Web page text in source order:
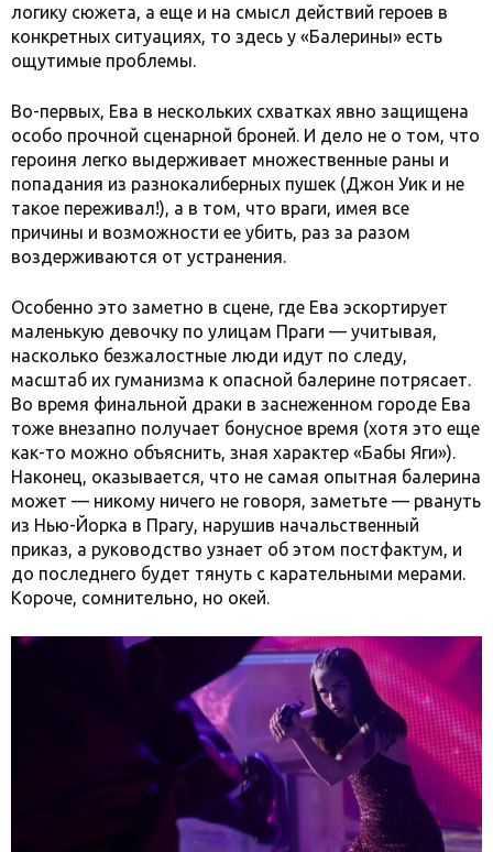
логику сюжета, а еще и на смысл действий героев в
конкретных ситуациях, то здесь у «Балерины» есть
ощутимые проблемы.
Во-первых, Ева в нескольких схватках явно защищена
особо прочной сценарной броней. И дело не о том, что
героиня легко выдерживает множественные раны и
попадания из разнокалиберных пушек (Джон Уик и не
такое переживал!), а в том, что враги, имея все
причины и возможности ее убить, раз за разом
воздерживаются от устранения.
Особенно это заметно в сцене, где Ева эскортирует
маленькую девочку по улицам Праги — учитывая,
насколько безжалостные люди идут по следу,
масштаб их гуманизма к опасной балерине потрясает.
Во время финальной драки в заснеженном городе Ева
тоже внезапно получает бонусное время (хотя это еще
как-то можно объяснить, зная характер «Бабы Яги»).
Наконец, оказывается, что не самая опытная балерина
может — никому ничего не говоря, заметьте — рвануть
из Нью-Йорка в Прагу, нарушив начальственный
приказ, а руководство узнает об этом постфактум, и
до последнего будет тянуть с карательными мерами.
Короче, сомнительно, но окей.